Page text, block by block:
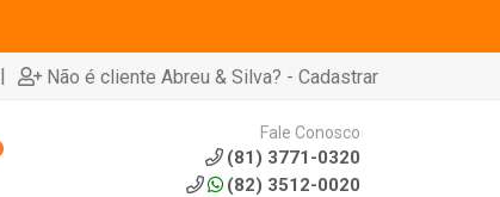
| Não é cliente Abreu & Silva? - Cadastrar
Fale Conosco
(81) 3771-0320
(82) 3512-0020